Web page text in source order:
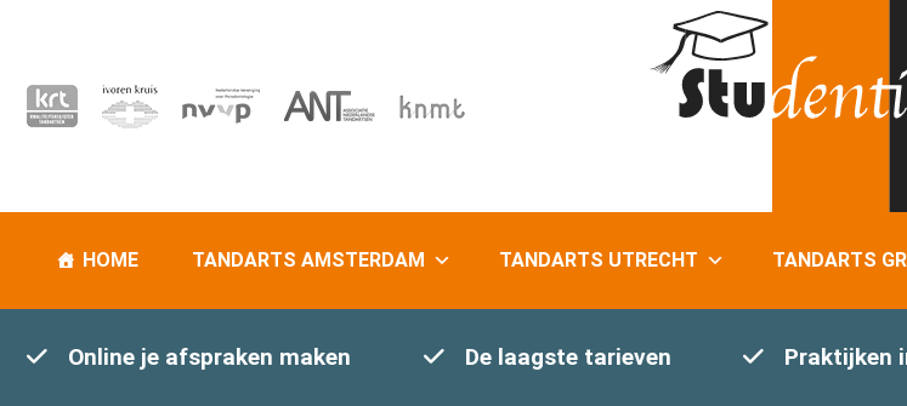
HOME TANDARTS AMSTERDAM TANDARTS UTRECHT TANDARTS
Online je afspraken maken De laagste tarieven Praktijken